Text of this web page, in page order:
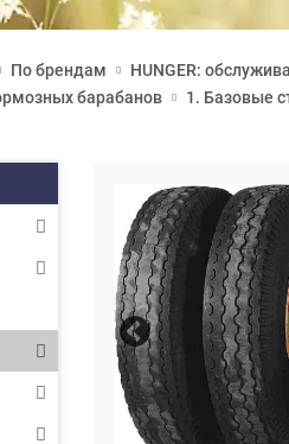
По брендам
HUNGER:
барабанов
1. Базовые